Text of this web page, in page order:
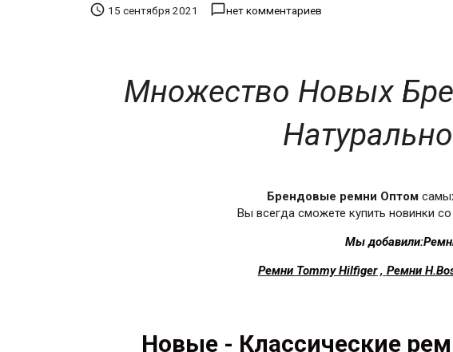
 15 сентября 2021 нет комментариев
Множество Новых
Брендовые ремни Оптом
Вы всегда сможете купить новинки
Мы
Ремни Tommy Hilfiger, Ремни
Новые - Классические